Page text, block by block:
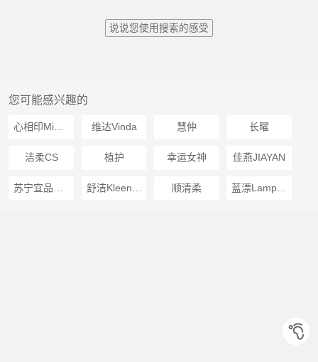
说说您使用搜索的感受
您可能感兴趣的
维达Vinda 慧仲 长曜
洁柔CS 植护 幸运女神 佳燕JIAYAN
顺清柔